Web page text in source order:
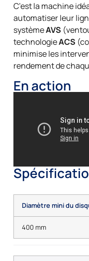
C’est la machine
automatiser leur
systèmeAVS
technologieACS
minimise les
rendement de
En action
Diamètre mini du
400 mm